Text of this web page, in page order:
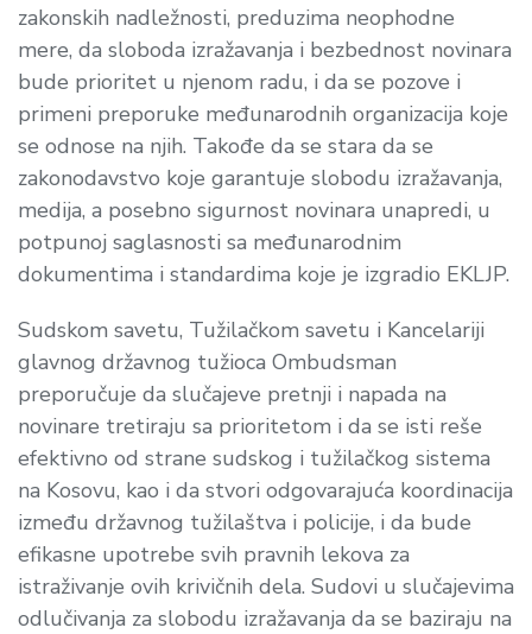
zakonskih nadležnosti, preduzima neophodne
mere, da sloboda izražavanja i bezbednost novinara
bude prioritet u njenom radu, i da se pozove i
primeni preporuke međunarodnih organizacija koje
se odnose na njih. Takođe da se stara da se
zakonodavstvo koje garantuje slobodu izražavanja,
medija, a posebno sigurnost novinara unapredi, u
potpunoj saglasnosti sa međunarodnim
dokumentima i standardima koje je izgradio EKLJP.
Sudskom savetu, Tužilačkom savetu i Kancelariji
glavnog državnog tužioca Ombudsman
preporučuje da slučajeve pretnji i napada na
novinare tretiraju sa prioritetom i da se isti reše
efektivno od strane sudskog i tužilačkog sistema
na Kosovu, kao i da stvori odgovarajuća koordinacija
između državnog tužilaštva i policije, i da bude
efikasne upotrebe svih pravnih lekova za
istraživanje ovih krivičnih dela. Sudovi u slučajevima
odlučivanja za slobodu izražavanja da se baziraju na